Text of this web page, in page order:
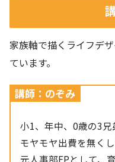
家族軸で描くライフデ
ています。
講師：のぞみ
小1、年中、0歳の3兄
モヤモヤ出費を無く
元人事部FPとして、